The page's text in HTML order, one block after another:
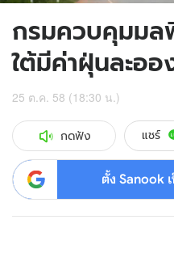
กรมควบคุมม
ใต้มีค่าฝุ่นละอ
25 ต.ค. 58 (18:30 น.)
กดฟัง แชร์
ตั้ง Sanook